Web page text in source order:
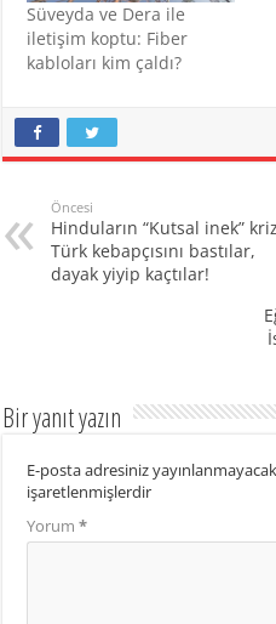
Süveyda ve Dera ile
iletişim koptu: Fiber
kabloları kim çaldı?
Öncesi
Hinduların “Kutsal inek”
Türk kebapçısını bastılar,
dayak yiyip kaçtılar!
Bir yanıt yazın
E-posta adresiniz
işaretlenmişlerdir
Yorum*